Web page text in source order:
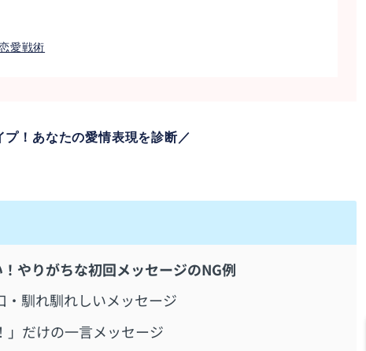
愛戦術
プ！あなたの愛情表現を診断／
やりがちな初回メッセージのNG例
馴れ馴れしいメッセージ
だけの一言メッセージ